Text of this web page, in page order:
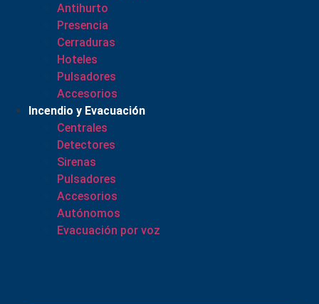
Antihurto
Presencia
Cerraduras
Hoteles
Pulsadores
Accesorios
Incendio y Evacuación
Centrales
Detectores
Sirenas
Pulsadores
Accesorios
Autónomos
Evacuación por voz